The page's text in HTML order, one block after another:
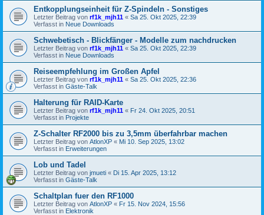
Entkopplungseinheit für Z-Spindeln - Sonstiges
Letzter Beitrag von rf1k_mjh11 « Sa 25. Okt 2025, 22:39
Verfasst in Neue Downloads
Schwebetisch - Blickfänger - Modelle zum nachdrucken
Letzter Beitrag von rf1k_mjh11 « Sa 25. Okt 2025, 22:39
Verfasst in Neue Downloads
Reiseempfehlung im Großen Apfel
Letzter Beitrag von rf1k_mjh11 « Sa 25. Okt 2025, 22:36
Verfasst in Gäste-Talk
Halterung für RAID-Karte
Letzter Beitrag von rf1k_mjh11 « Fr 24. Okt 2025, 20:51
Verfasst in Projekte
Z-Schalter RF2000 bis zu 3,5mm überfahrbar machen
Letzter Beitrag von AtlonXP « Mi 10. Sep 2025, 13:02
Verfasst in Erweiterungen
Lob und Tadel
Letzter Beitrag von jmueti « Di 15. Apr 2025, 13:12
Verfasst in Gäste-Talk
Schaltplan fuer den RF1000
Letzter Beitrag von AtlonXP « Fr 15. Nov 2024, 15:56
Verfasst in Elektronik